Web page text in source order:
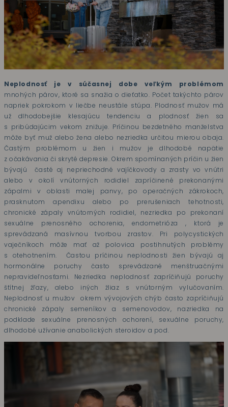
Neplodnosť je v súčasnej dobe veľkým problémom
mnohých párov, ktoré sa snažia o dieťatko. Počet takýchto párov
napriek pokrokom v liečbe neustále stúpa. Plodnosť mužov má
už dlhodobejšie klesajúcu tendenciu a plodnosť žien sa
s pribúdajúcim vekom znižuje. Príčinou bezdetného manželstva
môže byť muž alebo žena alebo nezriedka určitou mierou obaja.
Častým problémom u žien i mužov je dlhodobé napätie
z očakávania či skryté depresie. Okrem spomínaných príčin u žien
bývajú
časté aj nepriechodné vajíčkovody a zrasty vo vnútri
alebo v okolí vnútorných rodidiel zapríčinené prekonanými
zápalmi v oblasti malej panvy, po operačných zákrokoch,
prasknutom apendixu alebo po prerušeniach tehotnosti,
chronické zápaly vnútorných rodidiel, nezriedka po prekonaní
sexuálne prenosného ochorenia, endometrióza , ktorá je
sprevádzaná masívnou tvorbou zrastov. Pri polycystických
vaječníkoch môže mať až polovica postihnutých problémy
s otehotnením.
Častou príčinou neplodnosti žien bývajú aj
hormonálne poruchy často sprevádzané menštruačnými
nepravideľnosťami. Nezriedka neplodnosť zapríčiňujú poruchy
štítnej žľazy, alebo iných žliaz s vnútorným vylučovaním.
Neplodnosť u mužov
okrem vývojových chýb často zapríčiňujú
chronické zápaly semeníkov a semenovodov, nazriedka na
podklade sexuálne prenosných ochorení, sexuálne poruchy,
dlhodobé užívanie anabolických steroidov a pod.